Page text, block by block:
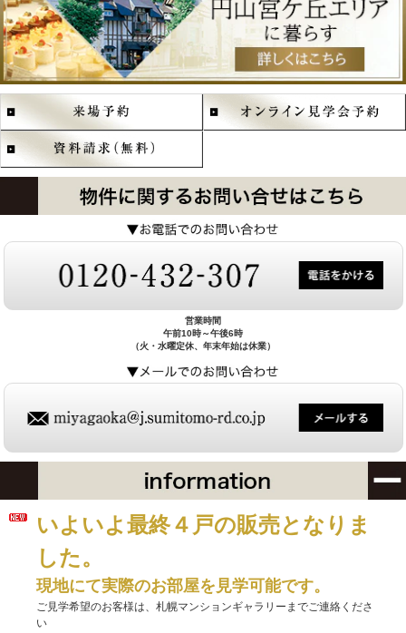
営業時間
午前10時～午後6時
（火・水曜定休、年末年始は休業）
いよいよ最終４戸の販売となりま
した。
現地にて実際のお部屋を見学可能です。
ご見学希望のお客様は、札幌マンションギャラリーまでご連絡くださ
い